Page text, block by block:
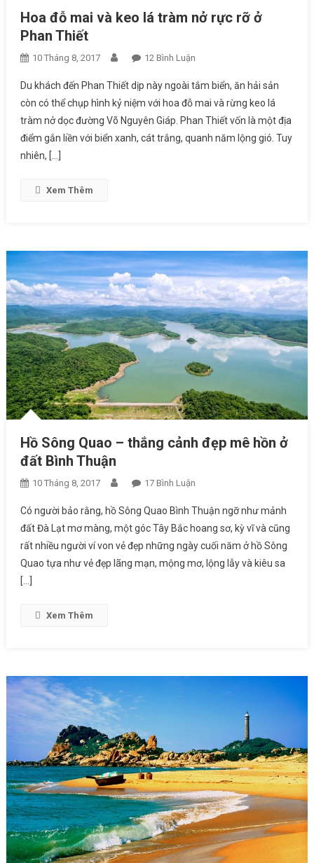
Hoa đỗ mai và keo lá tràm nở rực rỡ ở
Phan Thiết
10 Tháng 8, 2017 12 Bình Luận
Thiết
Du khách đến Phan Thiết dịp này ngoài tắm biển, ăn hải sản
còn có thể chụp hình kỷ niệm với hoa đỗ mai và rừng keo lá
tràm nở dọc đường Võ Nguyên Giáp. Phan Thiết vốn là một địa
điểm gắn liền với biển xanh, cát trắng, quanh năm lộng gió. Tuy
nhiên, […]
Xem Thêm
Hồ Sông Quao – thắng cảnh đẹp mê hồn ở
đất Bình Thuận
10 Tháng 8, 2017 17 Bình Luận
Bình Thuận
Có người bảo rằng, hồ Sông Quao Bình Thuận ngỡ như mảnh
đất Đà Lạt mơ màng, một góc Tây Bắc hoang sơ, kỳ vĩ và cũng
rất nhiều người ví von vẻ đẹp những ngày cuối năm ở hồ Sông
Quao tựa như vẻ đẹp lãng mạn, mộng mơ, lộng lẫy và kiêu sa
[…]
Xem Thêm